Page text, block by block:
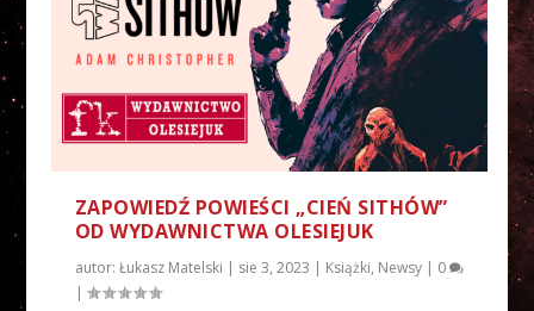
ZAPOWIEDŹ POWIEŚCI „CIEŃ SITHÓW”
OD WYDAWNICTWA OLESIEJUK
autor: Łukasz Matelski | sie 3, 2023 | Książki, Newsy| 0
|